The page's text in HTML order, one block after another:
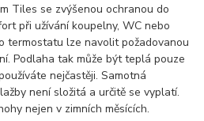
Tiles se zvýšenou ochranou do
při užívání koupelny, WC nebo
termostatu lze navolit požadovanou
Podlaha tak může být teplá pouze
nejčastěji. Samotná
není složitá a určitě se vyplatí.
nejen v zimních měsících.